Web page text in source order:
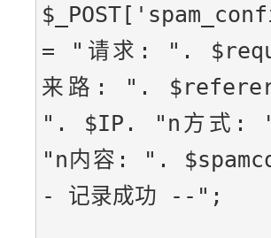
= "请求: ".
来路: ".
". $IP. "n方式:
"n内容: ".
- 记录成功 --";